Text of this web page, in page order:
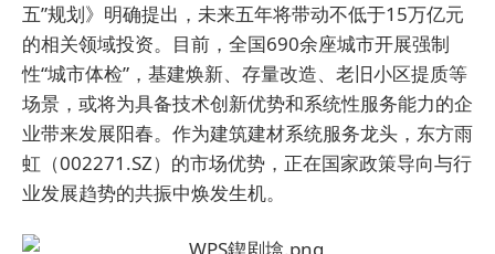
五”规划》明确提出，未来五年将带动不低于15万亿元
的相关领域投资。目前，全国690余座城市开展强制
性“城市体检”，基建焕新、存量改造、老旧小区提质等
场景，或将为具备技术创新优势和系统性服务能力的企
业带来发展阳春。作为建筑建材系统服务龙头，东方雨
虹（002271.SZ）的市场优势，正在国家政策导向与行
业发展趋势的共振中焕发生机。